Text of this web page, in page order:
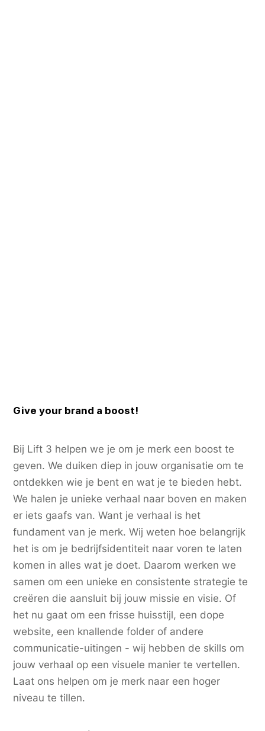
Give your brand a boost!
Bij Lift 3 helpen we je om je merk een boost te
geven. We duiken diep in jouw organisatie om te
ontdekken wie je bent en wat je te bieden hebt.
We halen je unieke verhaal naar boven en maken
er iets gaafs van. Want je verhaal is het
fundament van je merk. Wij weten hoe belangrijk
het is om je bedrijfsidentiteit naar voren te laten
komen in alles wat je doet. Daarom werken we
samen om een unieke en consistente strategie te
creëren die aansluit bij jouw missie en visie. Of
het nu gaat om een frisse huisstijl, een dope
website, een knallende folder of andere
communicatie-uitingen - wij hebben de skills om
jouw verhaal op een visuele manier te vertellen.
Laat ons helpen om je merk naar een hoger
niveau te tillen.